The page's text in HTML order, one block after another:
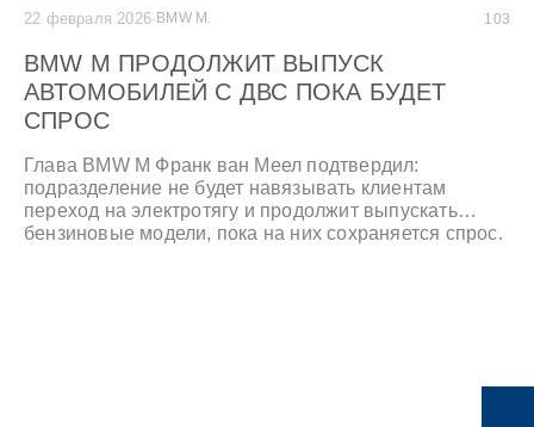
22 февраля 2026· BMW M. 103
BMW M ПРОДОЛЖИТ ВЫПУСК
АВТОМОБИЛЕЙ С ДВС ПОКА БУДЕТ
СПРОС
Глава BMW M Франк ван Меел подтвердил:
подразделение не будет навязывать клиентам
переход на электротягу и продолжит выпускать
бензиновые модели, пока на них сохраняется спрос.